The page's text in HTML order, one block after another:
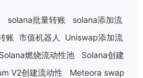
solana批量转账
solana添加流
账 市值机器人
Uniswap添加流
Solana燃烧流动性池
Solana创建
V2创建流动性
Meteora swap